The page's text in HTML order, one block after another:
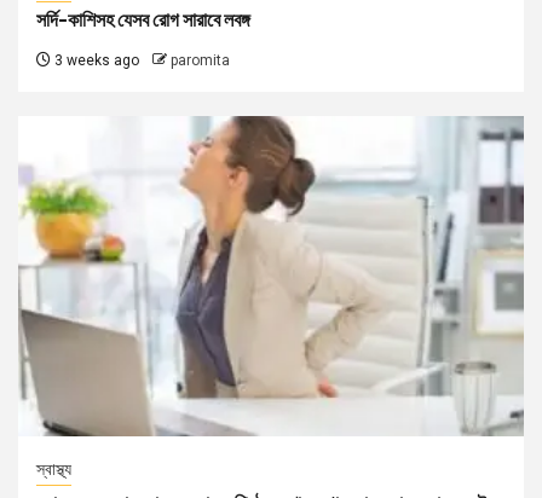
সর্দি-কাশিসহ যেসব রোগ সারাবে লবঙ্গ
3 weeks ago paromita
স্বাস্থ্য